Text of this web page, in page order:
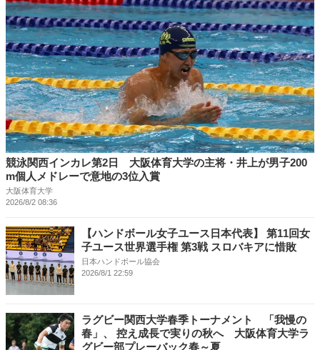
競泳関西インカレ第2日 大阪体育大学の主将・井上が男子200
m個人メドレーで意地の3位入賞
大阪体育大学
2026/8/2 08:36
【ハンドボール女子ユース日本代表】 第11回女
子ユース世界選手権 第3戦 スロバキアに惜敗
日本ハンドボール協会
2026/8/1 22:59
ラグビー関西大学春季トーナメント 「我慢の
春」、 控え成長で実りの秋へ 大阪体育大学ラ
グビー部プレーバック春～夏